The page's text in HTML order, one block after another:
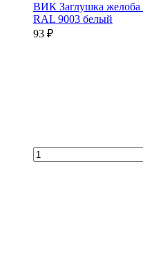
ВИК Заглушка желоба
RAL 9003 белый
93 ₽